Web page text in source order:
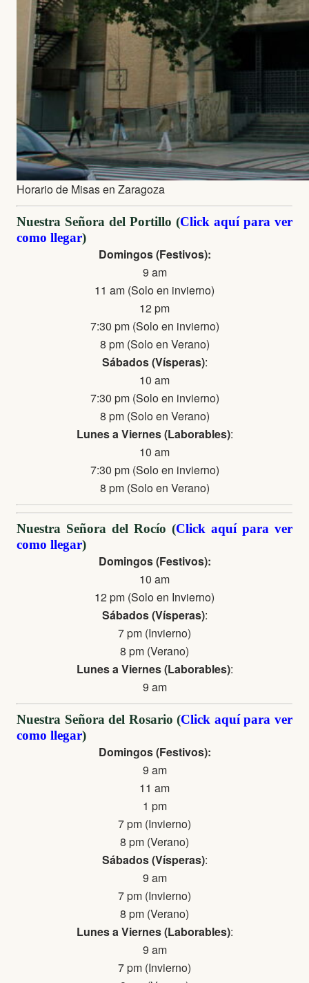
Horario de Misas en Zaragoza
Nuestra Señora del Portillo (Click aquí para ver
como llegar)
Domingos (Festivos):
9 am
11 am (Solo en invierno)
12 pm
7:30 pm (Solo en invierno)
8 pm (Solo en Verano)
Sábados (Vísperas):
10 am
7:30 pm (Solo en invierno)
8 pm (Solo en Verano)
Lunes a Viernes (Laborables):
10 am
7:30 pm (Solo en invierno)
8 pm (Solo en Verano)
Nuestra Señora del Rocío (Click aquí para ver
como llegar)
Domingos (Festivos):
10 am
12 pm (Solo en Invierno)
Sábados (Vísperas):
7 pm (Invierno)
8 pm (Verano)
Lunes a Viernes (Laborables):
9 am
Nuestra Señora del Rosario (Click aquí para ver
como llegar)
Domingos (Festivos):
9 am
11 am
1 pm
7 pm (Invierno)
8 pm (Verano)
Sábados (Vísperas):
9 am
7 pm (Invierno)
8 pm (Verano)
Lunes a Viernes (Laborables):
9 am
7 pm (Invierno)